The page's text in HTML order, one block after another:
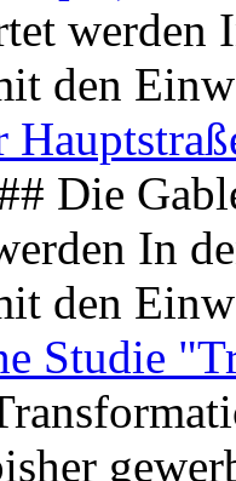
werden
den
Die
In
den
Studie